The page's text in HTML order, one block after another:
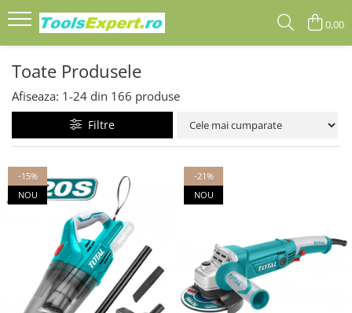
Produse
0,00
Toate Produsele
Afiseaza: 1-24 din 166 produse
Filtre
-15%
NOU
-21%
NOU